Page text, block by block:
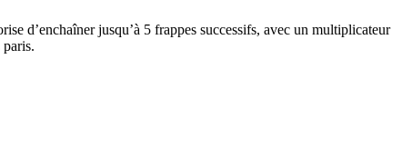
d’enchaîner jusqu’à 5 frappes successifs, avec un multiplicateur